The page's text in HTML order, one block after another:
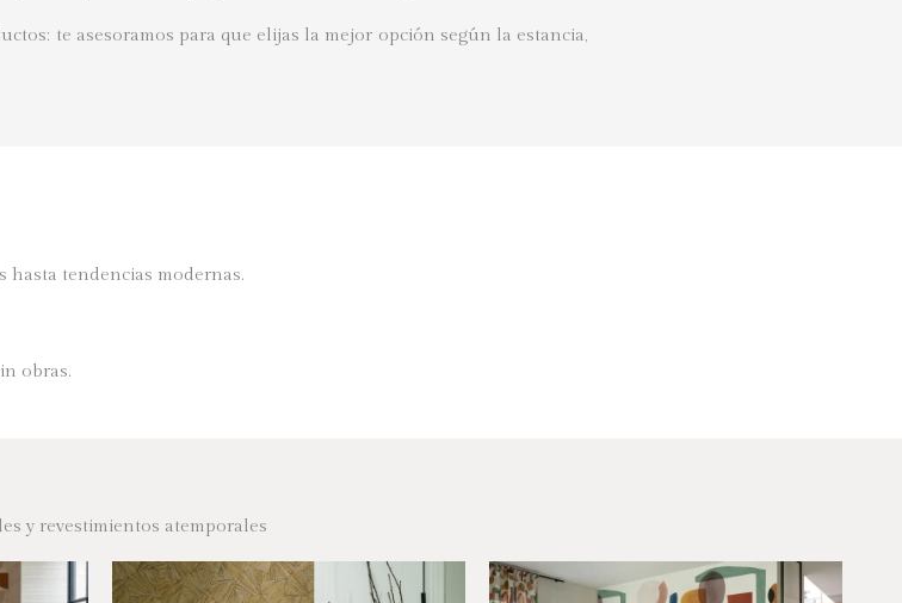
te asesoramos para que elijas la mejor opción según la estancia,
hasta tendencias modernas.
obras.
y revestimientos atemporales